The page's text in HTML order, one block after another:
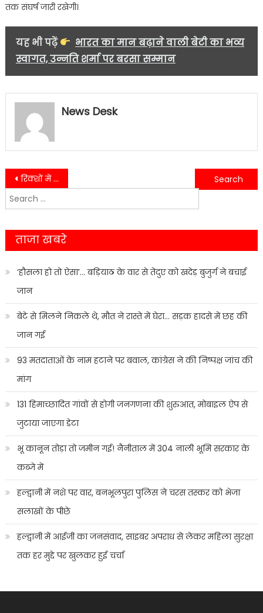
तक संघर्ष जारी रखेगी।
यह भी पढ़ें
भारत का मान बढ़ाने वाली बेटी का भव्य
स्वागत, उन्नति शर्मा पर बरसा सम्मान
News Desk
Post
navigation
रिक्शों में महिलाओं को बनाती थी शिकार, मथुरा की चोरनी हल्द्वानी में पकड़ी गई
हल्द्वानी_बनभूलपुरा केस में नया मोड़,बनभूलपुरा के लोगों की उम्मीदें अभी बरकरार
Search
for:
ताजा खबरे
‘हौसला हो तो ऐसा’… बड़ियाठ के वार से तेंदुए को खदेड़ बुजुर्ग ने बचाई
जान
बेटे से मिलने निकले थे, मौत ने रास्ते में घेरा… सड़क हादसे में छह की
जान गई
93 मतदाताओं के नाम हटाने पर बवाल, कांग्रेस ने की निष्पक्ष जांच की
मांग
131 हिमाच्छादित गांवों से होगी जनगणना की शुरुआत, मोबाइल ऐप से
जुटाया जाएगा डेटा
भू कानून तोड़ा तो जमीन गई! नैनीताल में 304 नाली भूमि सरकार के
कब्जे में
हल्द्वानी में नशे पर वार, बनभूलपुरा पुलिस ने चरस तस्कर को भेजा
सलाखों के पीछे
हल्द्वानी में आईजी का जनसंवाद, साइबर अपराध से लेकर महिला सुरक्षा
तक हर मुद्दे पर खुलकर हुई चर्चा